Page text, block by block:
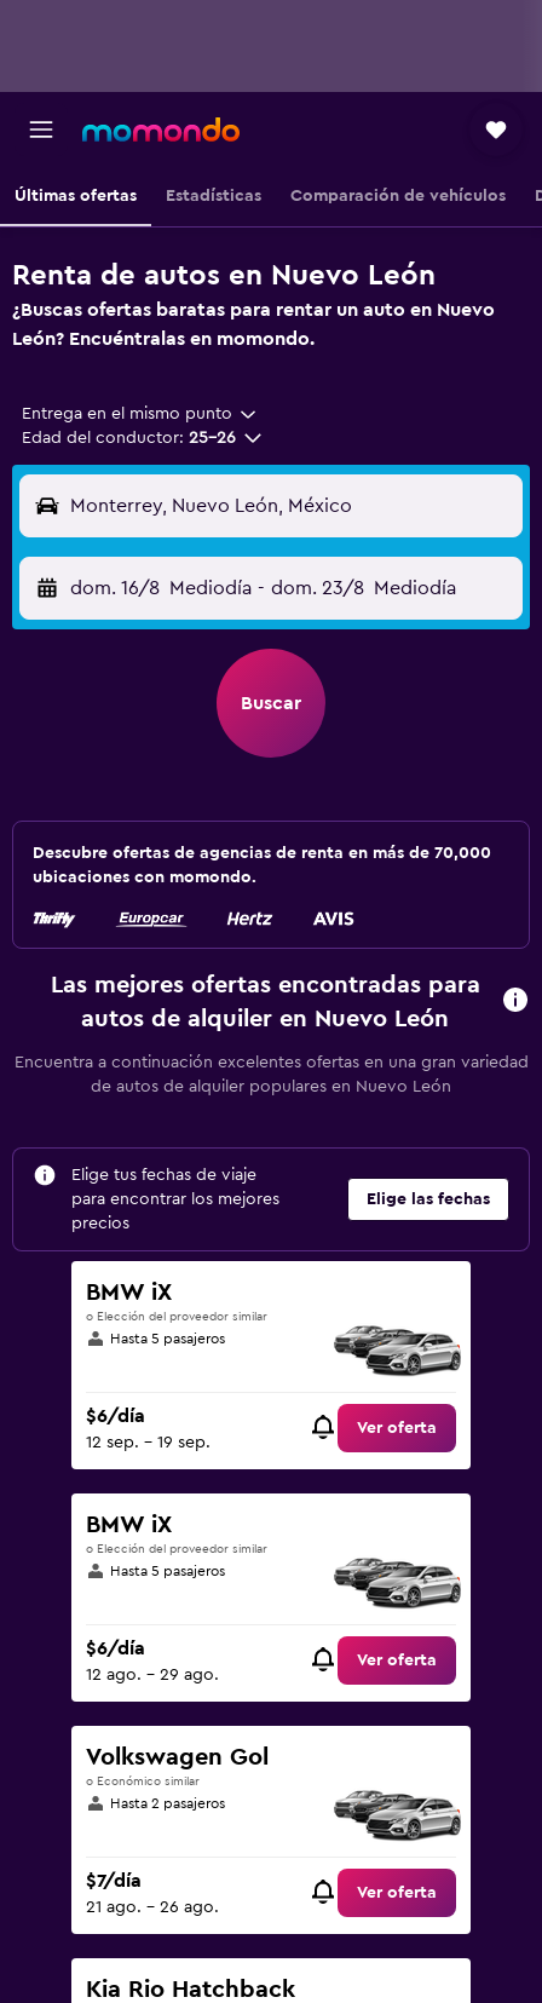
Últimas ofertas Estadísticas Comparación de vehículos
Renta de autos en Nuevo León
¿Buscas ofertas baratas para rentar un auto en Nuevo
León? Encuéntralas en momondo.
Entrega en el mismo punto
Edad del conductor: 25-26
Monterrey, Nuevo León, México
dom. 16/8 Mediodía - dom. 23/8 Mediodía
Buscar
Descubre ofertas de agencias de renta en más de 70,000
ubicaciones con momondo.
Las mejores ofertas encontradas para
autos de alquiler en Nuevo León
Encuentra a continuación excelentes ofertas en una gran variedad
de autos de alquiler populares en Nuevo León
Elige tus fechas de viaje
para encontrar los mejores
precios
Elige las fechas
BMW iX
o Elección del proveedor similar
Hasta 5 pasajeros
$6/día
12 sep. - 19 sep.
Ver oferta
BMW iX
o Elección del proveedor similar
Hasta 5 pasajeros
$6/día
12 ago. - 29 ago.
Ver oferta
Volkswagen Gol
o Económico similar
Hasta 2 pasajeros
$7/día
21 ago. - 26 ago.
Ver oferta
Kia Rio Hatchback